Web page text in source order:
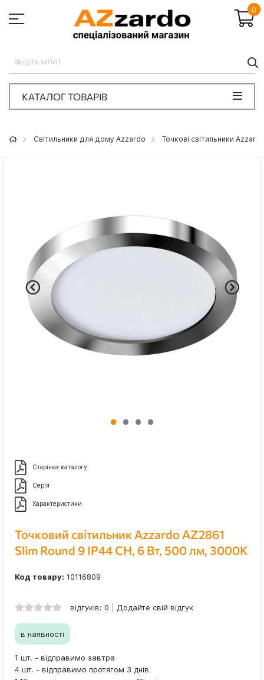
0
КАТАЛОГ ТОВАРІВ
Світильники для дому Azzardo Точкові світильники
Сторінка каталогу
Серія
Характеристики
Точковий світильник Azzardo AZ2861
Slim Round 9 IP44 CH, 6 Вт, 500 лм, 3000K
Код товару: 10116809
відгуків: 0 Додайте свій відгук
в наявності
1 шт. - відправимо завтра
4 шт. - відправимо протягом 3 днів